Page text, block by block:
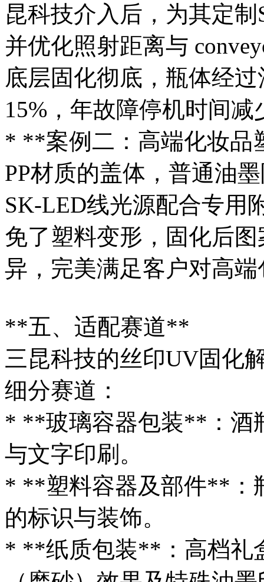
昆科技介入后，为其定
并优化照射距离与
底层固化彻底，瓶体经
15%，年故障停机时间减
* **案例二：高端化妆品
PP材质的盖体，普通油
SK-LED线光源配合专用
免了塑料变形，固化后
异，完美满足客户对高
**五、适配赛道**
三昆科技的丝印UV固化
细分赛道：
* **玻璃容器包装**：酒
与文字印刷。
* **塑料容器及部件**：
的标识与装饰。
* **纸质包装**：高档礼